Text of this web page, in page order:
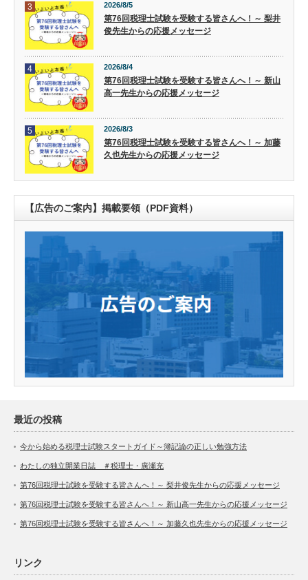
3 2026/8/5
第76回税理士試験を受験する皆さんへ！～ 梨井
俊先生からの応援メッセージ
4 2026/8/4
第76回税理士試験を受験する皆さんへ！～ 新山
高一先生からの応援メッセージ
5 2026/8/3
第76回税理士試験を受験する皆さんへ！～ 加藤
久也先生からの応援メッセージ
【広告のご案内】掲載要領（PDF資料）
最近の投稿
今から始める税理士試験スタートガイド～簿記論の正しい勉強方法
わたしの独立開業日誌 ＃税理士・廣瀬充
第76回税理士試験を受験する皆さんへ！～ 梨井俊先生からの応援メッセージ
第76回税理士試験を受験する皆さんへ！～ 新山高一先生からの応援メッセージ
第76回税理士試験を受験する皆さんへ！～ 加藤久也先生からの応援メッセージ
リンク